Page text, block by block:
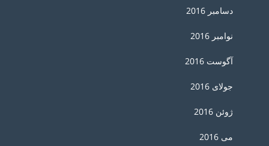
دسامبر 2016
نوامبر 2016
آگوست 2016
جولای 2016
ژوئن 2016
می 2016